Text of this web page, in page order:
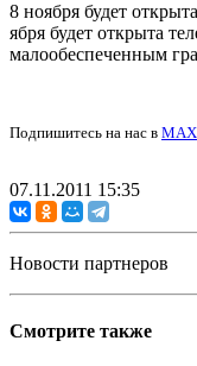
8 ноября будет
ября будет открыта
малообеспеченным
Подпишитесь на нас в MAX
07.11.2011 15:35
Новости партнеров
Смотрите также